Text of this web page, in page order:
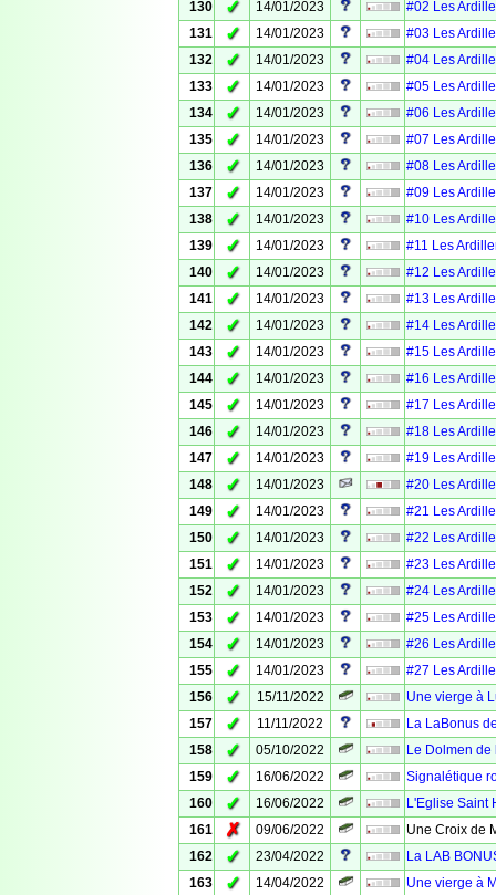
130 ✓ 14/01/2023
#02 Les
131
✓ 14/01/2023
#03 Les
132
✓ 14/01/2023
#04 Les
133
✓ 14/01/2023
#05 Les
134
✓ 14/01/2023
#06 Les
135
✓ 14/01/2023
#07 Les
136
✓ 14/01/2023
#08 Les
137
✓ 14/01/2023
#09 Les
138
✓ 14/01/2023
#10 Les
139
✓ 14/01/2023
#11 Les
140
✓ 14/01/2023
#12 Les
141
✓ 14/01/2023
#13 Les
142
✓ 14/01/2023
#14 Les
143
✓ 14/01/2023
#15 Les
144
✓ 14/01/2023
#16 Les
145
✓ 14/01/2023
#17 Les
146
✓ 14/01/2023
#18 Les
147
✓ 14/01/2023
#19 Les
148
✓ 14/01/2023
#20 Les
149
✓ 14/01/2023
#21 Les
150
✓ 14/01/2023
#22 Les
151
✓ 14/01/2023
#23 Les
152
✓ 14/01/2023
#24 Les
153
✓ 14/01/2023
#25 Les
154
✓ 14/01/2023
#26 Les
155
✓ 14/01/2023
#27 Les
156
✓ 15/11/2022
Une vierge à
157
✓ 11/11/2022
La LaBonus
158
✓ 05/10/2022
Le Dolmen
159
✓ 16/06/2022
Signalétique
160
✓ 16/06/2022
L'Eglise Saint
161
✗ 09/06/2022
Une Croix de
162
✓ 23/04/2022
La LAB
163
✓ 14/04/2022
Une vierge à